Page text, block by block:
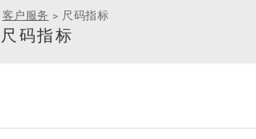
客户服务 尺码指标
尺码指标